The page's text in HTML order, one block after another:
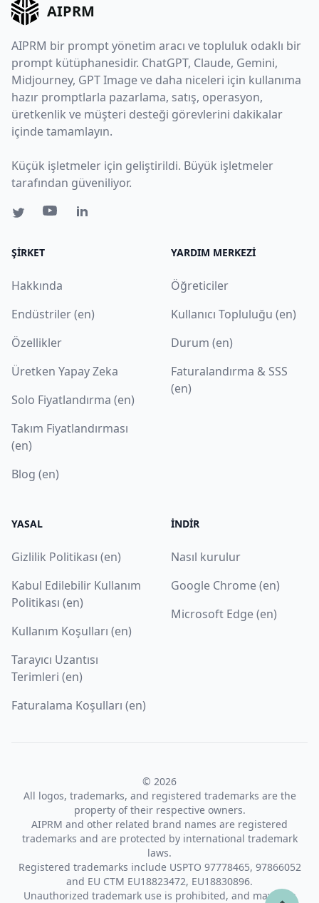
AIPRM
AIPRM bir prompt yönetim aracı ve topluluk odaklı bir
prompt kütüphanesidir. ChatGPT, Claude, Gemini,
Midjourney, GPT Image ve daha niceleri için kullanıma
hazır promptlarla pazarlama, satış, operasyon,
üretkenlik ve müşteri desteği görevlerini dakikalar
içinde tamamlayın.
Küçük işletmeler için geliştirildi. Büyük işletmeler
tarafından güveniliyor.
ŞIRKET
Hakkında
Endüstriler (en)
Özellikler
Üretken Yapay Zeka
Solo Fiyatlandırma (en)
Takım Fiyatlandırması
(en)
Blog (en)
YARDIM MERKEZI
Öğreticiler
Kullanıcı Topluluğu (en)
Durum (en)
Faturalandırma & SSS
(en)
YASAL
Gizlilik Politikası (en)
Kabul Edilebilir Kullanım
Politikası (en)
Kullanım Koşulları (en)
Tarayıcı Uzantısı
Terimleri (en)
Faturalama Koşulları (en)
İNDIR
Nasıl kurulur
Google Chrome (en)
Microsoft Edge (en)
© 2026
All logos, trademarks, and registered trademarks are the
property of their respective owners.
AIPRM and other related brand names are registered
trademarks and are protected by international trademark
laws.
Registered trademarks include USPTO 97778465, 97866052
and EU CTM EU18823472, EU18830896.
Unauthorized trademark use is prohibited, and may be a